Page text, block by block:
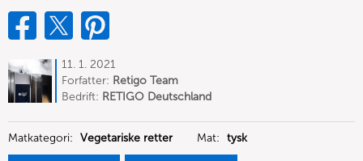
11. 1. 2021
Forfatter: Retigo Team
Deutschland
Bedrift: RETIGO Deutschland
Matkategori: Vegetariske retter Mat: tysk